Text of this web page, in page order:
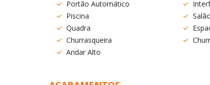
Portão Automático
Piscina
Quadra
Churrasqueira
Andar Alto